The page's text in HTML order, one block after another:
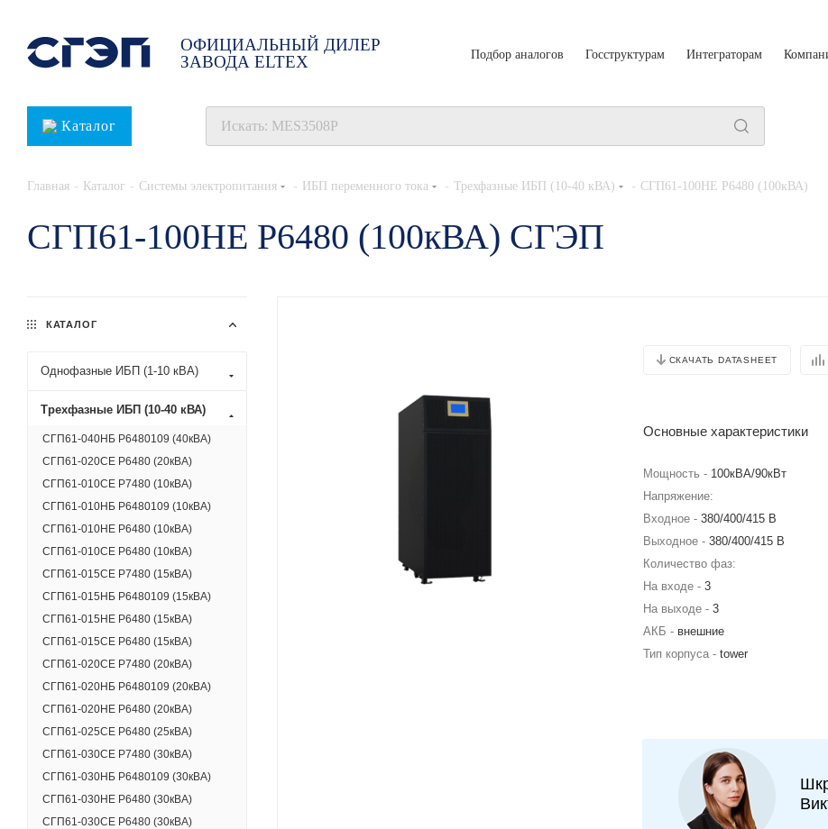
ОФИЦИАЛЬНЫЙ ДИЛЕР
ЗАВОДА ELTEX
Подбор аналогов Госструктурам Интеграторам
Каталог
Главная - Каталог - Системы электропитания - ИБП переменного тока - Трехфазные ИБП (10-40 кВА) - СГП61-100НЕ Р6480 (100кВА)
СГП61-100НЕ Р6480 (100кВА) СГЭП
СКАЧАТЬ DATASHEET
Основные характеристики
Мощность - 100кВА/90кВт
Напряжение:
Входное - 380/400/415 В
Выходное - 380/400/415 В
Количество фаз:
На входе - 3
На выходе - 3
АКБ - внешние
Тип корпуса - tower
КАТАЛОГ
Однофазные ИБП (1-10 кВА)
Трехфазные ИБП (10-40 кВА)
СГП61-040НБ Р6480109 (40кВА)
СГП61-020СЕ Р6480 (20кВА)
СГП61-010СЕ Р7480 (10кВА)
СГП61-010НБ Р6480109 (10кВА)
СГП61-010НЕ Р6480 (10кВА)
СГП61-010СЕ Р6480 (10кВА)
СГП61-015СЕ Р7480 (15кВА)
СГП61-015НБ Р6480109 (15кВА)
СГП61-015НЕ Р6480 (15кВА)
СГП61-015СЕ Р6480 (15кВА)
СГП61-020СЕ Р7480 (20кВА)
СГП61-020НБ Р6480109 (20кВА)
СГП61-020НЕ Р6480 (20кВА)
СГП61-025СЕ Р6480 (25кВА)
СГП61-030СЕ Р7480 (30кВА)
СГП61-030НБ Р6480109 (30кВА)
СГП61-030НЕ Р6480 (30кВА)
СГП61-030СЕ Р6480 (30кВА)